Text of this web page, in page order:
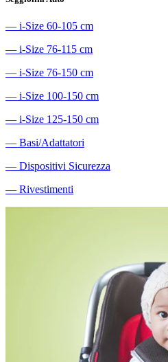
― i-Size 60-105 cm
― i-Size 76-115 cm
― i-Size 76-150 cm
― i-Size 100-150 cm
― i-Size 125-150 cm
― Basi/Adattatori
― Dispositivi Sicurezza
― Rivestimenti